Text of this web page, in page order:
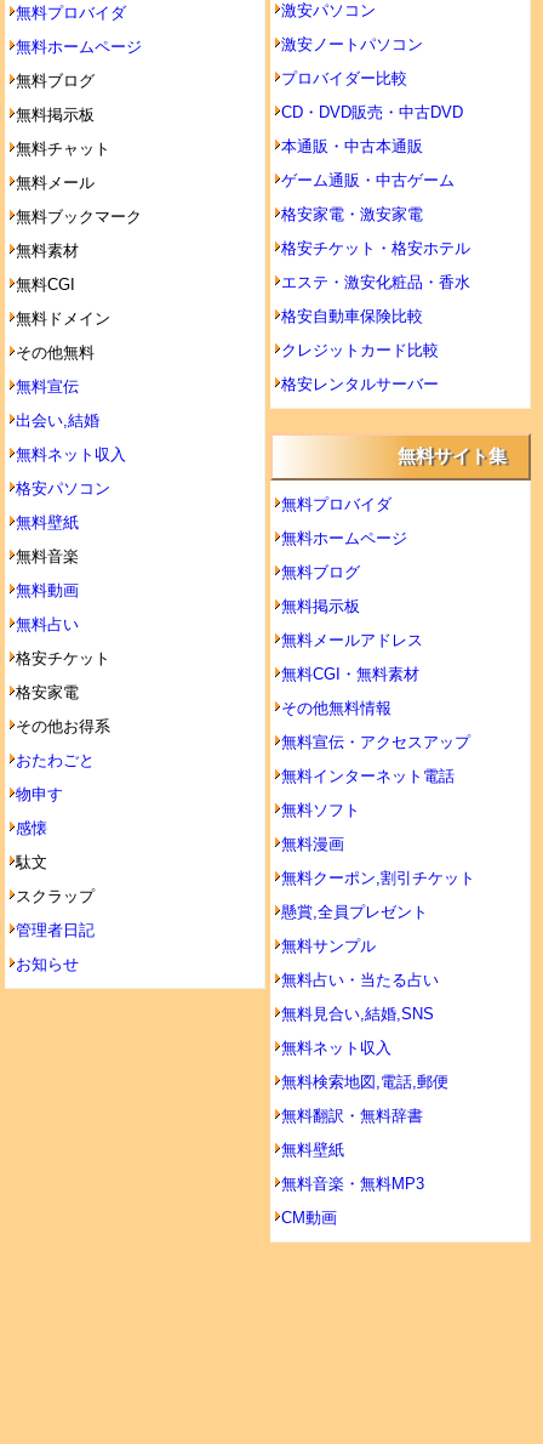
無料プロバイダ
無料ホームページ
無料ブログ
無料掲示板
無料チャット
無料メール
無料ブックマーク
無料素材
無料CGI
無料ドメイン
その他無料
無料宣伝
出会い,結婚
無料ネット収入
格安パソコン
無料壁紙
無料音楽
無料動画
無料占い
格安チケット
格安家電
その他お得系
おたわごと
物申す
感懐
駄文
スクラップ
管理者日記
お知らせ
激安パソコン
激安ノートパソコン
プロバイダー比較
CD・DVD販売・中古DVD
本通販・中古本通販
ゲーム通販・中古ゲーム
格安家電・激安家電
格安チケット・格安ホテル
エステ・激安化粧品・香水
格安自動車保険比較
クレジットカード比較
格安レンタルサーバー
無料サイト集
無料プロバイダ
無料ホームページ
無料ブログ
無料掲示板
無料メールアドレス
無料CGI・無料素材
その他無料情報
無料宣伝・アクセスアップ
無料インターネット電話
無料ソフト
無料漫画
無料クーポン,割引チケット
懸賞,全員プレゼント
無料サンプル
無料占い・当たる占い
無料見合い,結婚,SNS
無料ネット収入
無料検索地図,電話,郵便
無料翻訳・無料辞書
無料壁紙
無料音楽・無料MP3
CM動画